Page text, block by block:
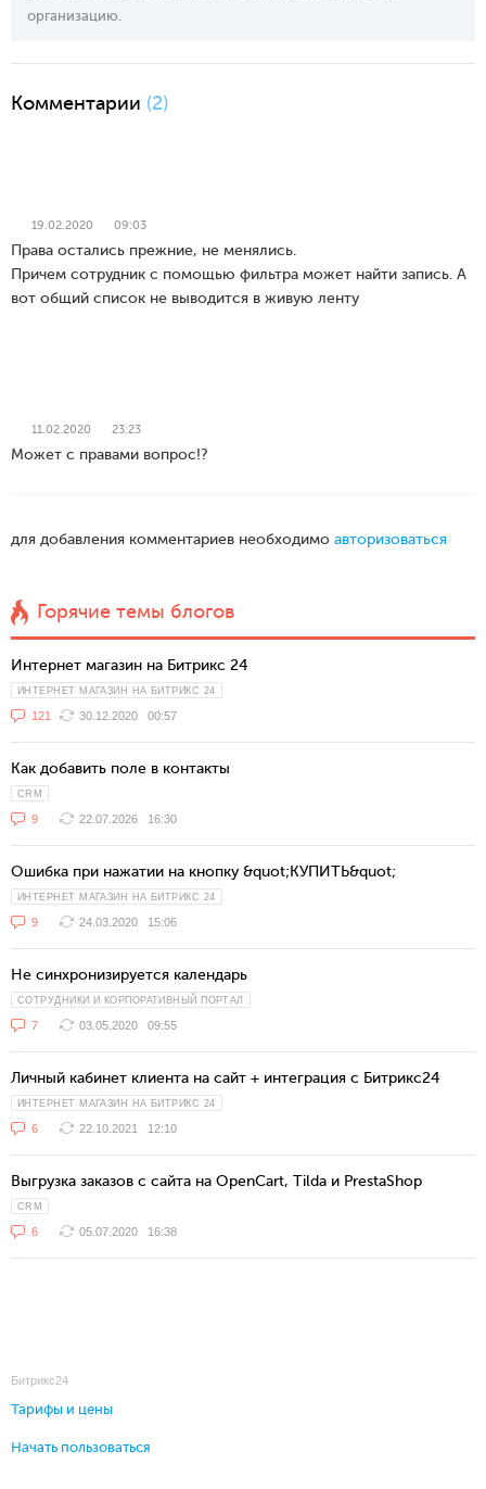
организацию.
Комментарии (2)
19.02.2020 09:03
Права остались прежние, не менялись.
Причем сотрудник с помощью фильтра может найти запись. А
вот общий список не выводится в живую ленту
11.02.2020 23:23
Может с правами вопрос!?
для добавления комментариев необходимо авторизоваться
Горячие темы блогов
Интернет магазин на Битрикс 24
ИНТЕРНЕТ МАГАЗИН НА БИТРИКС 24
121 30.12.2020 00:57
Как добавить поле в контакты
CRM
9 22.07.2026 16:30
Ошибка при нажатии на кнопку &quot;КУПИТЬ&quot;
ИНТЕРНЕТ МАГАЗИН НА БИТРИКС 24
9 24.03.2020 15:06
Не синхронизируется календарь
СОТРУДНИКИ И КОРПОРАТИВНЫЙ ПОРТАЛ
7 03.05.2020 09:55
Личный кабинет клиента на сайт + интеграция с Битрикс24
ИНТЕРНЕТ МАГАЗИН НА БИТРИКС 24
6 22.10.2021 12:10
Выгрузка заказов с сайта на OpenCart, Tilda и PrestaShop
CRM
6 05.07.2020 16:38
Битрикс24
Тарифы и цены
Начать пользоваться